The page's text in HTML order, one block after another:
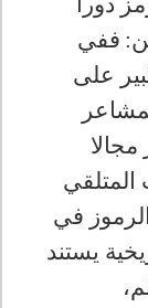
: ففي
على
المتلقي
في
يستند